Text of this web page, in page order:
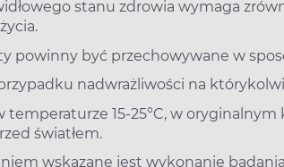
stanu zdrowia wymaga
powinny być przechowywane w
nadwrażliwości na
temperaturze 15-25°C, w
światłem.
wskazane jest wykonanie